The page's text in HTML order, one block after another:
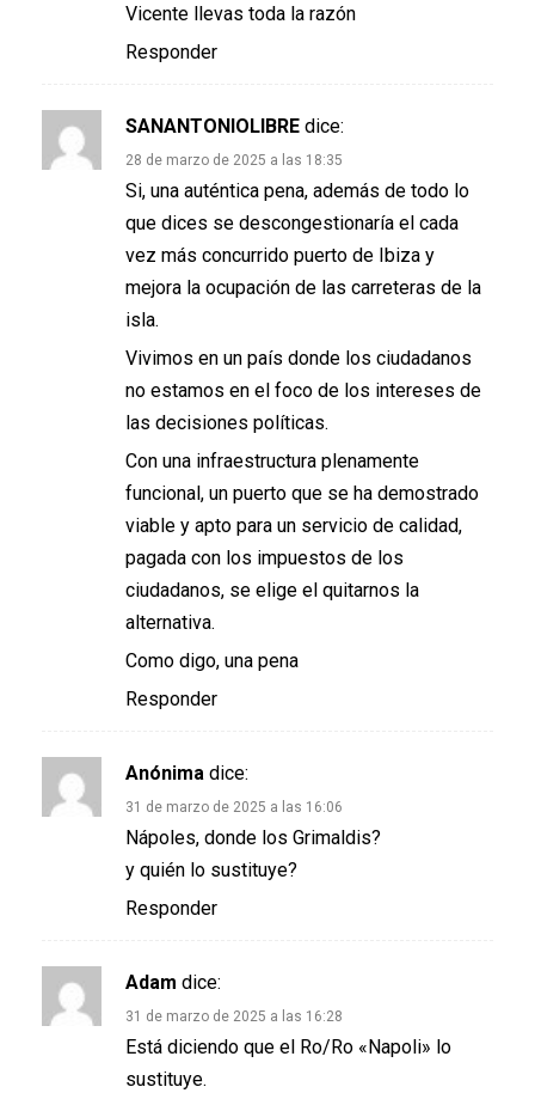
Vicente llevas toda la razón
Responder
SANANTONIOLIBRE dice:
28 de marzo de 2025 a las 18:35
Si, una auténtica pena, además de todo lo
que dices se descongestionaría el cada
vez más concurrido puerto de Ibiza y
mejora la ocupación de las carreteras de la
isla.
Vivimos en un país donde los ciudadanos
no estamos en el foco de los intereses de
las decisiones políticas.
Con una infraestructura plenamente
funcional, un puerto que se ha demostrado
viable y apto para un servicio de calidad,
pagada con los impuestos de los
ciudadanos, se elige el quitarnos la
alternativa.
Como digo, una pena
Responder
Anónima dice:
31 de marzo de 2025 a las 16:06
Nápoles, donde los Grimaldis?
y quién lo sustituye?
Responder
Adam dice:
31 de marzo de 2025 a las 16:28
Está diciendo que el Ro/Ro «Napoli» lo
sustituye.